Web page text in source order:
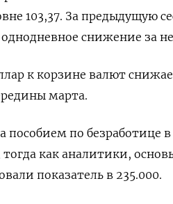
103,37. За предыдущую
снижение за
к корзине валют
марта.
пособием по
тогда как аналитики,
показатель в 235.000.